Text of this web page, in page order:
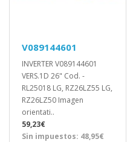
V089144601
INVERTER V089144601
VERS.1D 26" Cod. -
RL25018 LG, RZ26LZ55 LG,
RZ26LZ50 Imagen
orientati..
59,23€
Sin impuestos: 48,95€